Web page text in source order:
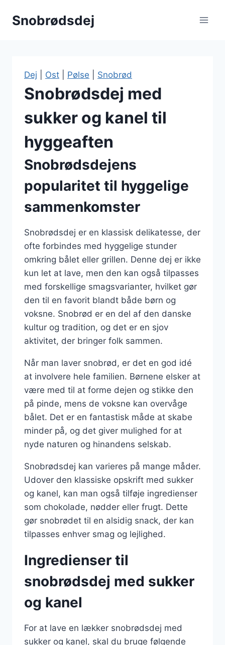
Snobrødsdej
Dej Ost Pølse Snobrød
Snobrødsdej med
sukker og kanel til
hyggeaften
Snobrødsdejens
popularitet til hyggelige
sammenkomster
Snobrødsdej er en klassisk delikatesse, der
ofte forbindes med hyggelige stunder
omkring bålet eller grillen. Denne dej er ikke
kun let at lave, men den kan også tilpasses
med forskellige smagsvarianter, hvilket gør
den til en favorit blandt både børn og
voksne. Snobrød er en del af den danske
kultur og tradition, og det er en sjov
aktivitet, der bringer folk sammen.
Når man laver snobrød, er det en god idé
at involvere hele familien. Børnene elsker at
være med til at forme dejen og stikke den
på pinde, mens de voksne kan overvåge
bålet. Det er en fantastisk måde at skabe
minder på, og det giver mulighed for at
nyde naturen og hinandens selskab.
Snobrødsdej kan varieres på mange måder.
Udover den klassiske opskrift med sukker
og kanel, kan man også tilføje ingredienser
som chokolade, nødder eller frugt. Dette
gør snobrødet til en alsidig snack, der kan
tilpasses enhver smag og lejlighed.
Ingredienser til
snobrødsdej med sukker
og kanel
For at lave en lækker snobrødsdej med
sukker og kanel, skal du bruge følgende